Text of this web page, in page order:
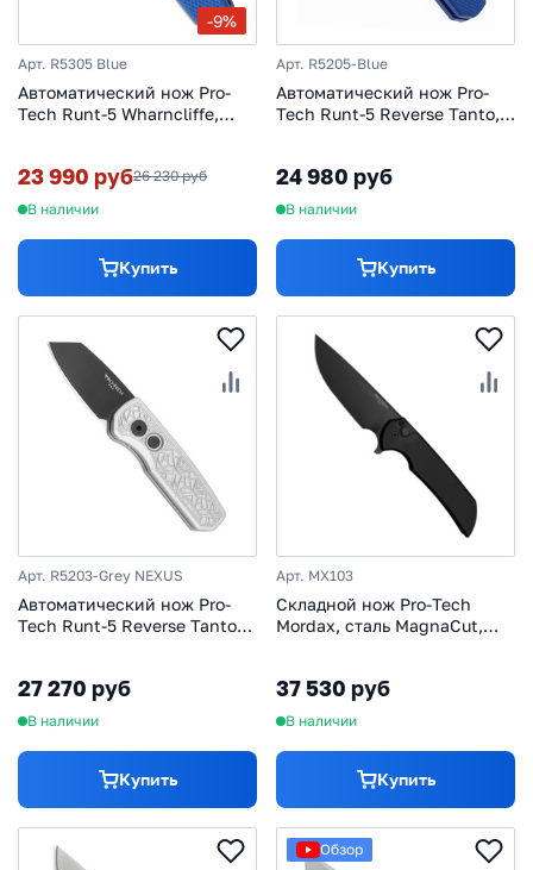
-9%
Арт. R5305 Blue
Автоматический нож Pro-
Tech Runt-5 Wharncliffe,
23 990 руб26 230 руб
В наличии
Купить
Арт. R5205-Blue
Автоматический нож Pro-
Tech Runt-5 Reverse Tanto,
24 980 руб
В наличии
Купить
Арт. R5203-Grey NEXUS
Автоматический нож Pro-
Tech Runt-5 Reverse Tanto
27 270 руб
В наличии
Купить
Арт. MX103
Складной нож Pro-Tech
Mordax, сталь MagnaCut,
37 530 руб
В наличии
Купить
Обзор